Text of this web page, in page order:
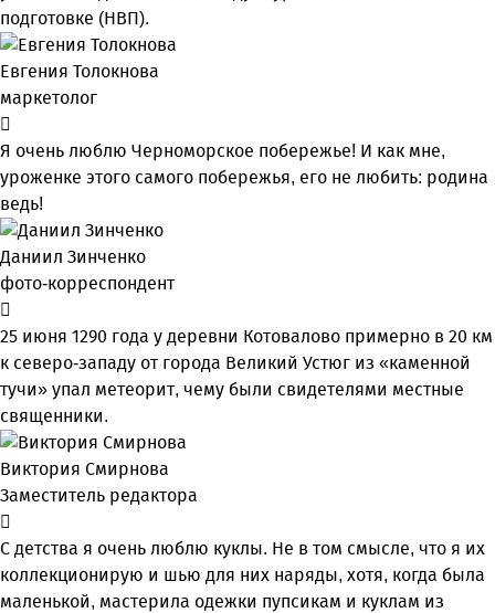
подготовке (НВП).
Евгения Толокнова
маркетолог
Я очень люблю Черноморское побережье! И как мне,
уроженке этого самого побережья, его не любить: родина
ведь!
Даниил Зинченко
фото-корреспондент
25 июня 1290 года у деревни Котовалово примерно в 20 км
к северо-западу от города Великий Устюг из «каменной
тучи» упал метеорит, чему были свидетелями местные
священники.
Виктория Смирнова
Заместитель редактора
С детства я очень люблю куклы. Не в том смысле, что я их
коллекционирую и шью для них наряды, хотя, когда была
маленькой, мастерила одежки пупсикам и куклам из